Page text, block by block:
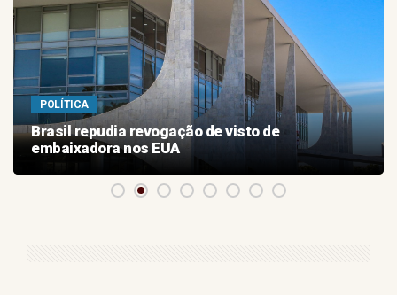
POLÍTICA
Brasil repudia revogação de visto de
embaixadora nos EUA